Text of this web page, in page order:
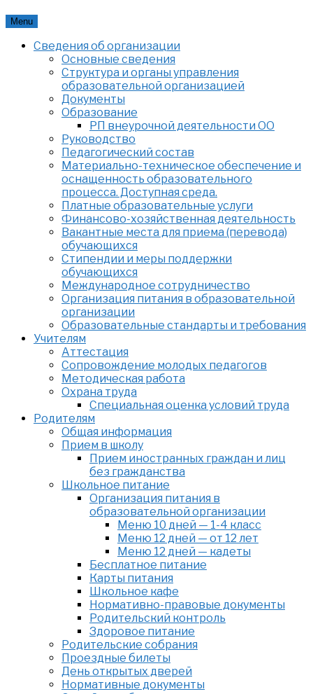
Skip
content
Menu
Сведения об организации
Основные сведения
Структура и органы управления
образовательной организацией
Документы
Образование
РП внеурочной деятельности ОО
Руководство
Педагогический состав
Материально-техническое обеспечение и
оснащенность образовательного
процесса. Доступная среда.
Платные образовательные услуги
Финансово-хозяйственная деятельность
Вакантные места для приема (перевода)
обучающихся
Стипендии и меры поддержки
обучающихся
Международное сотрудничество
Организация питания в образовательной
организации
Образовательные стандарты и требования
Учителям
Аттестация
Сопровождение молодых педагогов
Методическая работа
Охрана труда
Специальная оценка условий труда
Родителям
Общая информация
Прием в школу
Прием иностранных граждан и лиц
без гражданства
Школьное питание
Организация питания в
образовательной организации
Меню 10 дней — 1-4 класс
Меню 12 дней — от 12 лет
Меню 12 дней — кадеты
Бесплатное питание
Карты питания
Школьное кафе
Нормативно-правовые документы
Родительский контроль
Здоровое питание
Родительские собрания
Проездные билеты
День открытых дверей
Нормативные документы